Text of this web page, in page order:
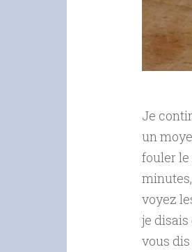
Je
un
fouler le
voyez
je
vous